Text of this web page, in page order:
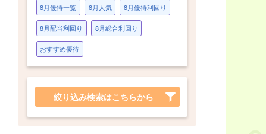
8月優待一覧 8月人気 8月優待利回り
8月配当利回り 8月総合利回り
おすすめ優待
絞り込み検索はこちらから